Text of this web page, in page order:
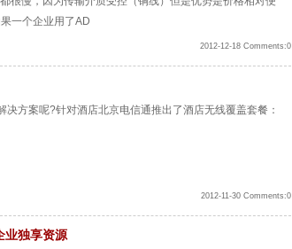
一个企业用了AD
2012-12-18 Comments:0
方案呢?针对酒店北京电信通推出了酒店无线覆盖套餐：
2012-11-30 Comments:0
业独享资源